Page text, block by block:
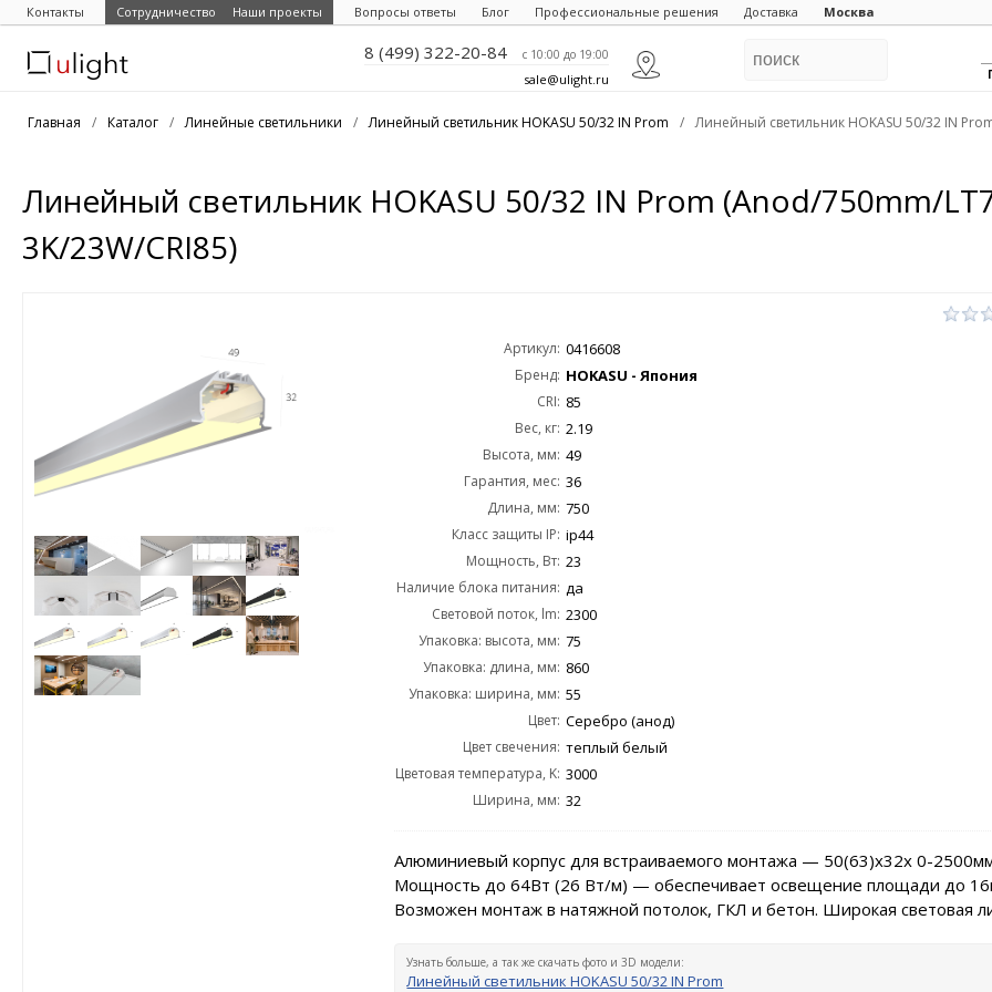
Контакты Сотрудничество Наши проекты Вопросы ответы Блог Профессиональные решения Доставка Москва
8 (499) 322-20-84 c 10:00 до 19:00
sale@ulight.ru
Главная / Каталог / Линейные светильники / Линейный светильник HOKASU 50/32 IN Prom / Линейный светильник HOKASU 50/32 IN
Линейный светильник HOKASU 50/32 IN Prom (Anod/750mm/
3K/23W/CRI85)
Артикул: 0416608
Бренд: HOKASU - Япония
CRI: 85
Вес, кг: 2.19
Высота, мм: 49
Гарантия, мес: 36
Длина, мм: 750
Класс защиты IP: ip44
Мощность, Вт: 23
Наличие блока питания: да
Световой поток, lm: 2300
Упаковка: высота, мм: 75
Упаковка: длина, мм: 860
Упаковка: ширина, мм: 55
Цвет: Серебро (анод)
Цвет свечения: теплый белый
Цветовая температура, K: 3000
Ширина, мм: 32
Алюминиевый корпус для встраиваемого монтажа — 50(63)х32x 0-
Мощность до 64Вт (26 Вт/м) — обеспечивает освещение площади до
Возможен монтаж в натяжной потолок, ГКЛ и бетон. Широкая световая
Узнать больше, а так же скачать фото и 3D модели:
Линейный светильник HOKASU 50/32 IN Prom